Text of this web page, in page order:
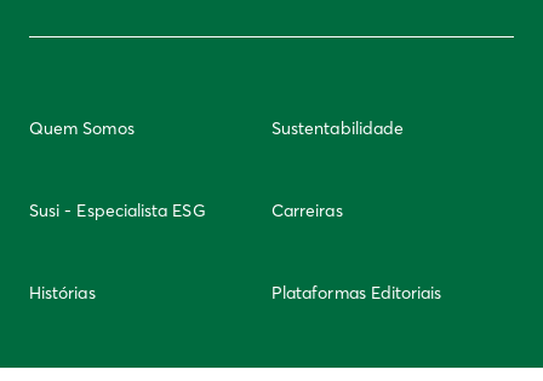
Quem Somos Sustentabilidade
Susi - Especialista ESG Carreiras
Histórias Plataformas Editoriais
Newsletter Integridade